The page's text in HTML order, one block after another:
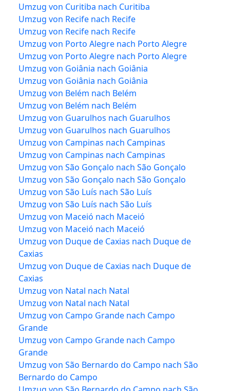
Umzug von Curitiba nach Curitiba
Umzug von Recife nach Recife
Umzug von Recife nach Recife
Umzug von Porto Alegre nach Porto Alegre
Umzug von Porto Alegre nach Porto Alegre
Umzug von Goiânia nach Goiânia
Umzug von Goiânia nach Goiânia
Umzug von Belém nach Belém
Umzug von Belém nach Belém
Umzug von Guarulhos nach Guarulhos
Umzug von Guarulhos nach Guarulhos
Umzug von Campinas nach Campinas
Umzug von Campinas nach Campinas
Umzug von São Gonçalo nach São Gonçalo
Umzug von São Gonçalo nach São Gonçalo
Umzug von São Luís nach São Luís
Umzug von São Luís nach São Luís
Umzug von Maceió nach Maceió
Umzug von Maceió nach Maceió
Umzug von Duque de Caxias nach Duque de
Caxias
Umzug von Duque de Caxias nach Duque de
Caxias
Umzug von Natal nach Natal
Umzug von Natal nach Natal
Umzug von Campo Grande nach Campo
Grande
Umzug von Campo Grande nach Campo
Grande
Umzug von São Bernardo do Campo nach São
Bernardo do Campo